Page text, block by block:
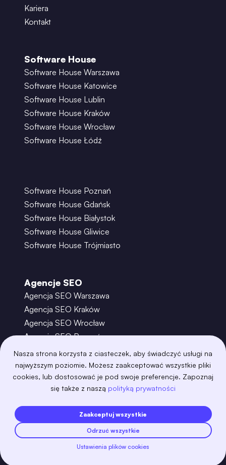
Nasza strona korzysta z ciasteczek, aby świadczyć usługi na
najwyższym poziomie. Możesz zaakceptować wszystkie pliki
cookies, lub dostosować je pod swoje preferencje. Zapoznaj
się także z naszą polityką prywatności
Zaakceptuj wszystkie
Odrzuć wszystkie
Ustawienia plików cookies
Kariera
Kontakt
Software House
Software House Warszawa
Software House Katowice
Software House Lublin
Software House Kraków
Software House Wrocław
Software House Łódź
Software House Poznań
Software House Gdańsk
Software House Białystok
Software House Gliwice
Software House Trójmiasto
Agencje SEO
Agencja SEO Warszawa
Agencja SEO Kraków
Agencja SEO Wrocław
Agencja SEO Poznań
Agencja SEO Gdańsk
Agencja SEO Toruń
aws-amplify
aws-cloudfront
aws-lambda
axios azure